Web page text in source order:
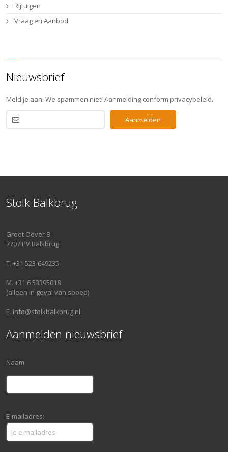
Rijtuigen
Vraag en Aanbod
Nieuwsbrief
Meld je aan. We spammen niet! Aanmelding conform privacybeleid.
Stolk Balkbrug
Groot Oever 8
7707 PV Balkbrug
T. +31 523-649235
M. +31 6 53395018
(alleen in geval van spoed)
E. info@stolkbalkbrug.nl
Aanmelden nieuwsbrief
Naam
E-mailadres: